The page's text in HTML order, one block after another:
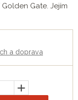
Gate. Jejím
a doprava